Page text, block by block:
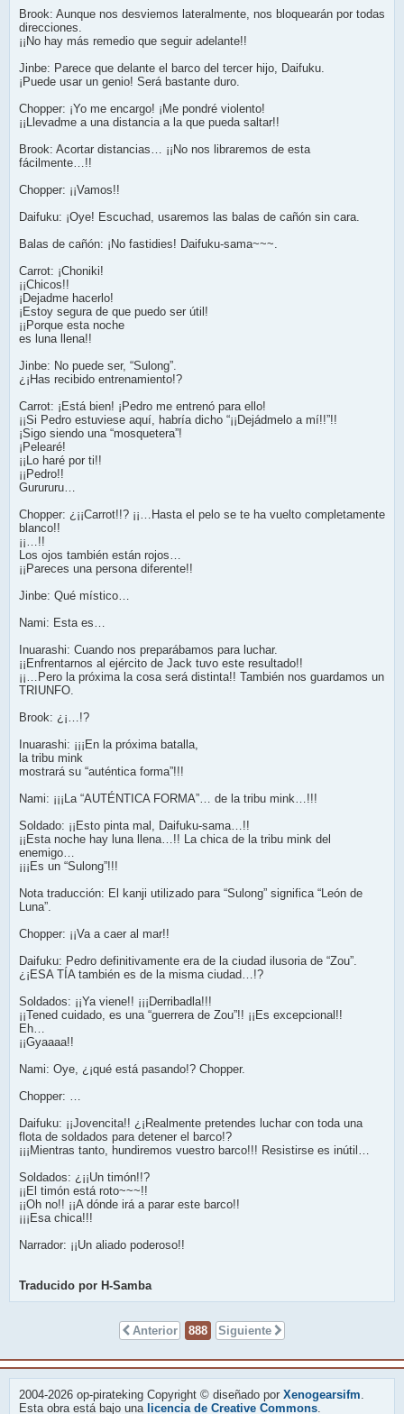
Brook: Aunque nos desviemos lateralmente, nos bloquearán por todas
direcciones.
¡¡No hay más remedio que seguir adelante!!
Jinbe: Parece que delante el barco del tercer hijo, Daifuku.
¡Puede usar un genio! Será bastante duro.
Chopper: ¡Yo me encargo! ¡Me pondré violento!
¡¡Llevadme a una distancia a la que pueda saltar!!
Brook: Acortar distancias… ¡¡No nos libraremos de esta
fácilmente…!!
Chopper: ¡¡Vamos!!
Daifuku: ¡Oye! Escuchad, usaremos las balas de cañón sin cara.
Balas de cañón: ¡No fastidies! Daifuku-sama~~~.
Carrot: ¡Choniki!
¡¡Chicos!!
¡Dejadme hacerlo!
¡Estoy segura de que puedo ser útil!
¡¡Porque esta noche
es luna llena!!
Jinbe: No puede ser, “Sulong”.
¿¡Has recibido entrenamiento!?
Carrot: ¡Está bien! ¡Pedro me entrenó para ello!
¡¡Si Pedro estuviese aquí, habría dicho “¡¡Dejádmelo a mí!!”!!
¡Sigo siendo una “mosquetera”!
¡Pelearé!
¡¡Lo haré por ti!!
¡¡Pedro!!
Gurururu…
Chopper: ¿¡¡Carrot!!? ¡¡…Hasta el pelo se te ha vuelto completamente
blanco!!
¡¡…!!
Los ojos también están rojos…
¡¡Pareces una persona diferente!!
Jinbe: Qué místico…
Nami: Esta es…
Inuarashi: Cuando nos preparábamos para luchar.
¡¡Enfrentarnos al ejército de Jack tuvo este resultado!!
¡¡…Pero la próxima la cosa será distinta!! También nos guardamos un
TRIUNFO.
Brook: ¿¡…!?
Inuarashi: ¡¡¡En la próxima batalla,
la tribu mink
mostrará su “auténtica forma”!!!
Nami: ¡¡¡La “AUTÉNTICA FORMA”… de la tribu mink…!!!
Soldado: ¡¡Esto pinta mal, Daifuku-sama…!!
¡¡Esta noche hay luna llena…!! La chica de la tribu mink del
enemigo…
¡¡¡Es un “Sulong”!!!
Nota traducción: El kanji utilizado para “Sulong” significa “León de
Luna”.
Chopper: ¡¡Va a caer al mar!!
Daifuku: Pedro definitivamente era de la ciudad ilusoria de “Zou”.
¿¡ESA TÍA también es de la misma ciudad…!?
Soldados: ¡¡Ya viene!! ¡¡¡Derribadla!!!
¡¡Tened cuidado, es una “guerrera de Zou”!! ¡¡Es excepcional!!
Eh…
¡¡Gyaaaa!!
Nami: Oye, ¿¡qué está pasando!? Chopper.
Chopper: …
Daifuku: ¡¡Jovencita!! ¿¡Realmente pretendes luchar con toda una
flota de soldados para detener el barco!?
¡¡¡Mientras tanto, hundiremos vuestro barco!!! Resistirse es inútil…
Soldados: ¿¡¡Un timón!!?
¡¡El timón está roto~~~!!
¡¡Oh no!! ¡¡A dónde irá a parar este barco!!
¡¡¡Esa chica!!!
Narrador: ¡¡Un aliado poderoso!!
Traducido por H-Samba
Anterior 888 Siguiente
2004-2026 op-pirateking Copyright © diseñado por Xenogearsifm.
Esta obra está bajo una licencia de Creative Commons.